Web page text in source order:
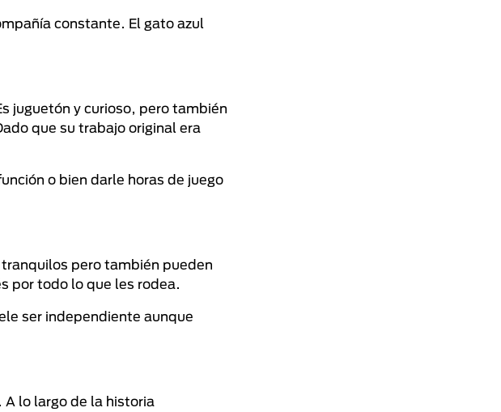
constante. El gato azul
juguetón y curioso, pero también
que su trabajo original era
o bien darle horas de juego
pero también pueden
por todo lo que les rodea.
ser independiente aunque
A lo largo de la historia